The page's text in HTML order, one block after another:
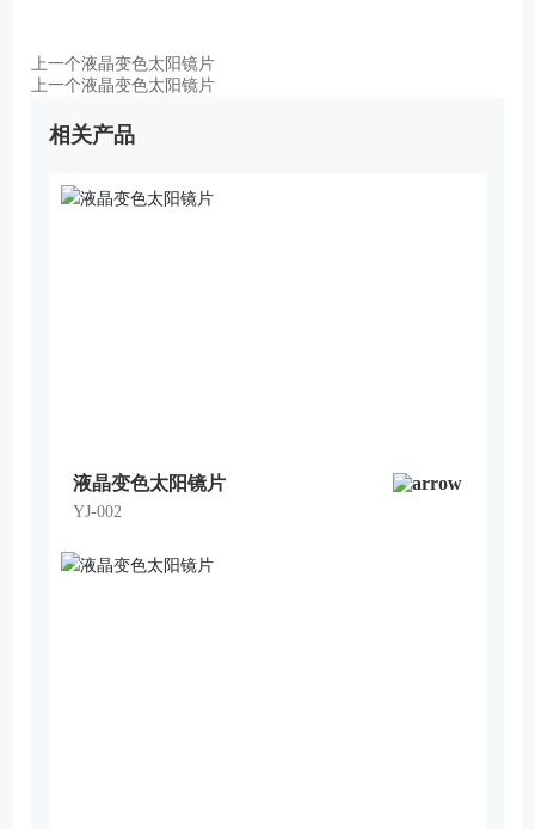
上一个液晶变色太阳镜片
上一个液晶变色太阳镜片
相关产品
液晶变色太阳镜片
YJ-002